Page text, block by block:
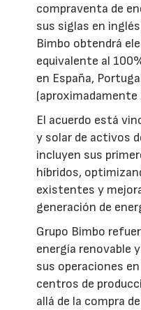
compraventa de
sus siglas en
Bimbo obtendrá
equivalente al
en España,
(aproximadamente
El acuerdo está
y solar de activos
incluyen sus
híbridos,
existentes y
generación de
Grupo Bimbo
energía renovable
sus operaciones
centros de
allá de la compra